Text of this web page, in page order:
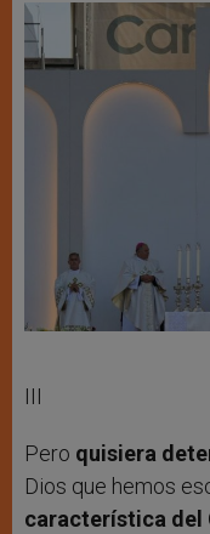
III
Pero quisiera
Dios que hemos
característica del